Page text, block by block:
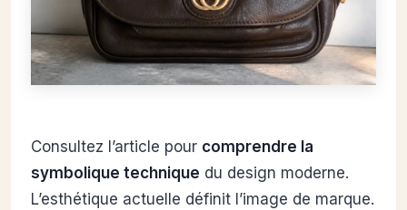
Consultez l’article pour comprendre la
symbolique technique du design moderne.
L’esthétique actuelle définit l’image de marque.